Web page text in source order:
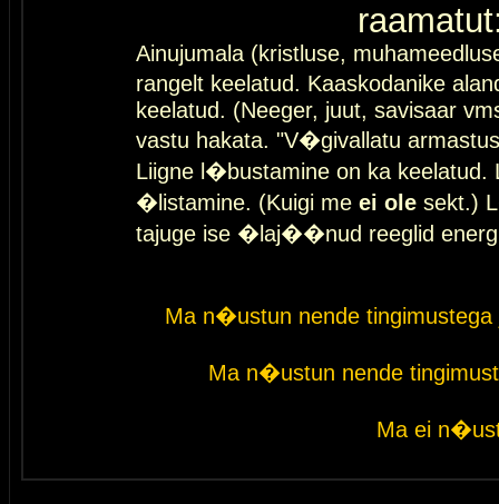
Ainujumala (kristluse,
rangelt keelatud. Kaaskodanike
keelatud. (Neeger, juut, savisaar
vastu hakata. "V�givallatu
Liigne l�bustamine on ka keelatud.
�listamine. (Kuigi me ei ole sekt.)
tajuge ise �laj��nud reeglid
Ma n�ustun nende
Ma n�ustun nende
Ma ei